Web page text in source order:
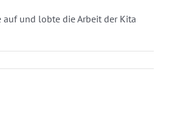
auf und lobte die Arbeit der Kita